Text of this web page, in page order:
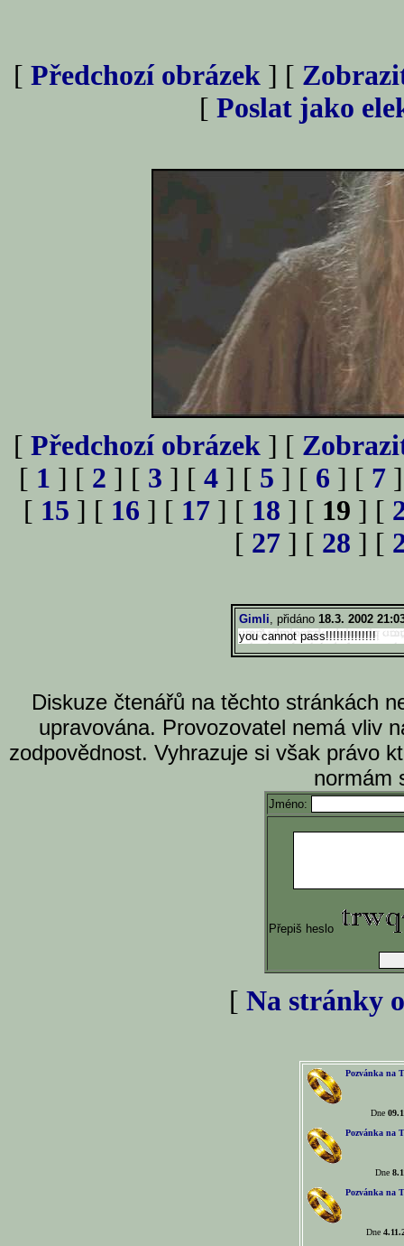
[ Předchozí obrázek ] [
[ Poslat jako
[ Předchozí obrázek ] [
[ 1 ] [ 2 ] [ 3 ] [ 4 ] [ 5 ] [ 6 ] [ 7
[ 15 ] [ 16 ] [ 17 ] [ 18 ] [ 19 ] [
[ 27 ] [ 28 ] [
Gimli, přidáno 18.3. 2002
you cannot pass!!!!!!!!!!!!!!
Diskuze čtenářů na těchto stránkách
upravována. Provozovatel nemá vliv
zodpovědnost. Vyhrazuje si však právo
normám
Jméno:
Přepiš heslo
[ Na stránky
Pozvánka na
Dne
Pozvánka na
Dne
Pozvánka na
Dne